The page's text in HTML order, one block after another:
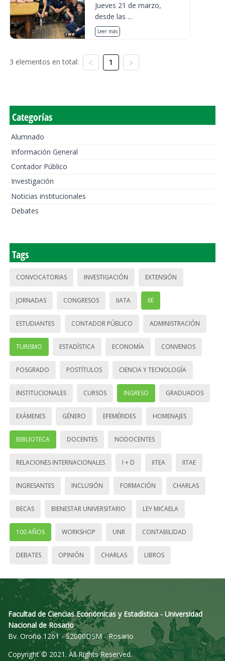
Jueves 21 de marzo,
desde las ...
Leer más
3 elementos en total: 1
Categorías
Alumnado
Información General
Contador Público
Investigación
Noticias institucionales
Debates
Tags
CONVOCATORIAS INVESTIGACIÓN EXTENSIÓN
JORNADAS CONGRESOS IIATA IIE
ESTUDIANTES CONTADOR PÚBLICO ADMINISTRACIÓN
TURISMO ESTADÍSTICA ECONOMÍA CONVENIOS
POSGRADO POSTÍTULOS CIENCIA Y TECNOLOGÍA
INSTITUCIONALES CURSOS INGRESO GRADUADOS
EXÁMENES GÉNERO EFEMÉRIDES HOMENAJES
BIBLIOTECA DOCENTES NODOCENTES
RELACIONES INTERNACIONALES I + D IITEA IITAE
INGRESANTES INCLUSIÓN FORMACIÓN CHARLAS
BECAS BIENESTAR UNIVERSITARIO LEY MICAELA
100 AÑOS WORKSHOP UNR CONTABILIDAD
DEBATES OPINIÓN CHARLAS LIBROS
Facultad de Ciencias Económicas y Estadística - Universidad
Nacional de Rosario
Bv. Oroño 1261 - S2000DSM - Rosario
Copyright © 2021. All Rights Reserved.